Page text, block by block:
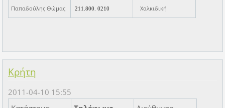
Παπαδούλης Θώμας 211.800. 0210 Χαλκιδική
Κρήτη
2011-04-10 15:55